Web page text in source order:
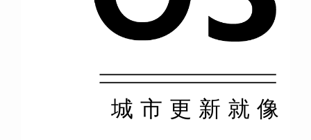
城市更新就像